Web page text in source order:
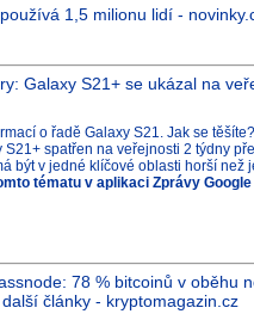
1,5 milionu lidí -
Galaxy S21+ se ukázal na
o řadě Galaxy S21. Jak se těšíte?
S21+ spatřen na veřejnosti 2 týdny
být v jedné klíčové oblasti horší než
tématu v aplikaci Zprávy Google
78 % bitcoinů v oběhu
články - kryptomagazin.cz